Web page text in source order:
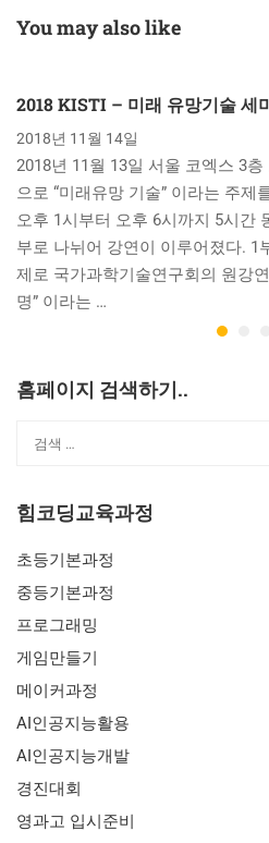
You may also like
2018 KISTI – 미래 유망기술 세
2018년 11월 14일
2018년 11월 13일 서울 코엑스 3
으로 “미래유망 기술” 이라는 주제
오후 1시부터 오후 6시까지 5시간
부로 나뉘어 강연이 이루어졌다. 1
제로 국가과학기술연구회의 원강
명” 이라는 …
홈페이지 검색하기..
힘코딩교육과정
초등기본과정
중등기본과정
프로그래밍
게임만들기
메이커과정
AI인공지능활용
AI인공지능개발
경진대회
영과고 입시준비